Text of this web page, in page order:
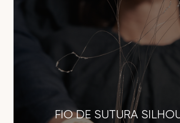
FIO DE SUTURA